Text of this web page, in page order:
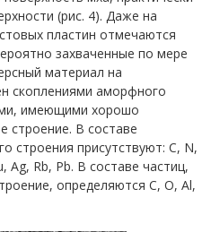
(рис. 4). Даже на
пластин отмечаются
захваченные по мере
материал на
скоплениями аморфного
имеющими хорошо
строение. В составе
строения присутствуют: C, N,
Ag, Rb, Pb. В составе частиц,
определяются C, O, Al,